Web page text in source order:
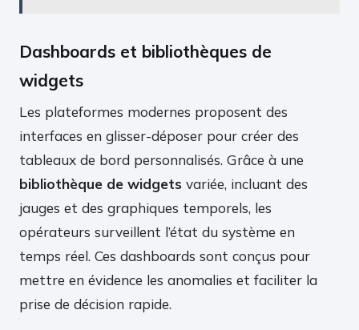
Dashboards et bibliothèques de
widgets
Les plateformes modernes proposent des
interfaces en glisser-déposer pour créer des
tableaux de bord personnalisés. Grâce à une
bibliothèque de widgets variée, incluant des
jauges et des graphiques temporels, les
opérateurs surveillent l’état du système en
temps réel. Ces dashboards sont conçus pour
mettre en évidence les anomalies et faciliter la
prise de décision rapide.